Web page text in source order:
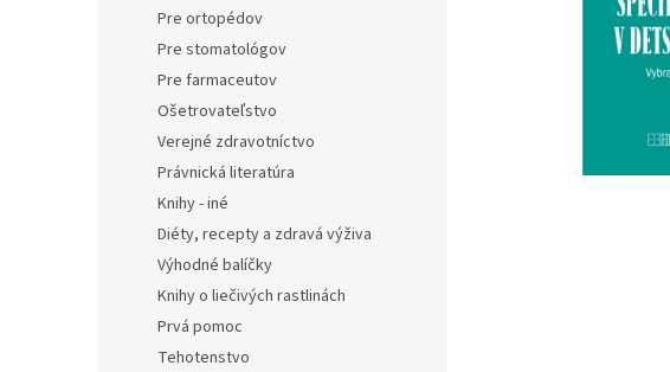
Pre ortopédov
Pre stomatológov
Pre farmaceutov
Ošetrovateľstvo
Verejné zdravotníctvo
Právnická literatúra
Knihy - iné
Diéty, recepty a zdravá výživa
Výhodné balíčky
Knihy o liečivých rastlinách
Prvá pomoc
Tehotenstvo